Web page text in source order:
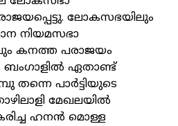
ലോകസഭയിലും
നിയമസഭാ
കനത്ത പരാജയം
ബംഗാളില്‍ ഏതാണ്ട്
തന്നെ പാര്‍ട്ടിയുടെ
മേഖലയില്‍
ഹനന്‍ മൊള്ള